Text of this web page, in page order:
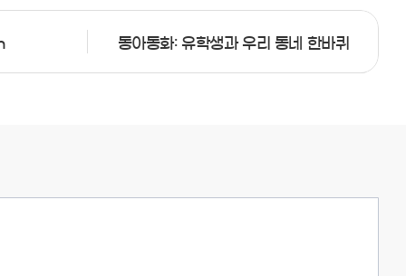
동아동화: 유학생과 우리 동네 한바퀴